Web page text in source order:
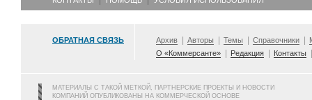
ОБРАТНАЯ СВЯЗЬ Архив Авторы Темы Справочники
О «Коммерсанте»
Редакция Контакты
МАТЕРИАЛЫ С ТАКОЙ МЕТКОЙ, ПАРТНЕРСКИЕ ПРОЕКТЫ И НОВОСТИ
КОМПАНИЙ ОПУБЛИКОВАНЫ НА КОММЕРЧЕСКОЙ ОСНОВЕ